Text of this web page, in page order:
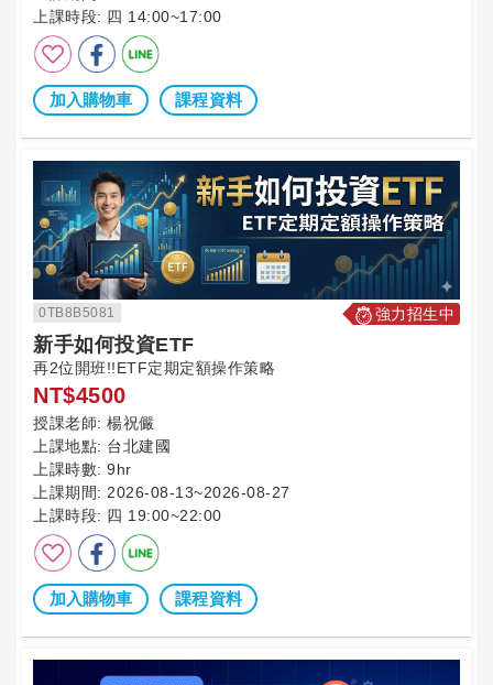
上課時段: 四 14:00~17:00
加入購物車 課程資料
0TB8B5081 強力招生中
新手如何投資ETF
再2位開班!!ETF定期定額操作策略
NT$4500
授課老師: 楊祝儼
上課地點: 台北建國
上課時數: 9hr
上課期間: 2026-08-13~2026-08-27
上課時段: 四 19:00~22:00
加入購物車 課程資料